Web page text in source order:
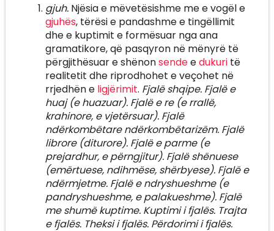
gjuh.Njësia e mëvetësishme me e vogël e
gjuhës, tërësi e pandashme e tingëllimit
dhe e kuptimit e formësuar nga ana
gramatikore, që pasqyron në mënyrë të
përgjithësuar e shënonsendeedukuritë
realitetit dhe riprodhohet e veçohet në
rrjedhën e ligjërimit. Fjalë shqipe. Fjalë e
huaj (e huazuar). Fjalë e re (e rrallë,
krahinore, e vjetërsuar). Fjalë
ndërkombëtare ndërkombëtarizëm. Fjalë
librore (diturore). Fjalë e parme (e
prejardhur, e përngjitur). Fjalë shënuese
(emërtuese, ndihmëse, shërbyese). Fjalë e
ndërmjetme. Fjalë e ndryshueshme (e
pandryshueshme, e palakueshme). Fjalë
me shumë kuptime. Kuptimi i fjalës. Trajta
e fjalës. Theksi i fjalës. Përdorimi i fjalës.